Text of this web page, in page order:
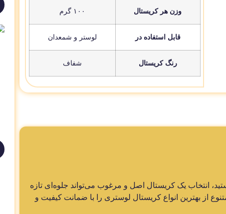
وزن هر کریستال ۱۰۰ گرم
قابل استفاده در لوستر و شمعدان
رنگ کریستال شفاف
انتخاب یک کریستال اصل و مرغوب می‌تواند جلوه‌ای تازه
از بهترین انواع کریستال لوستری را با ضمانت کیفیت و